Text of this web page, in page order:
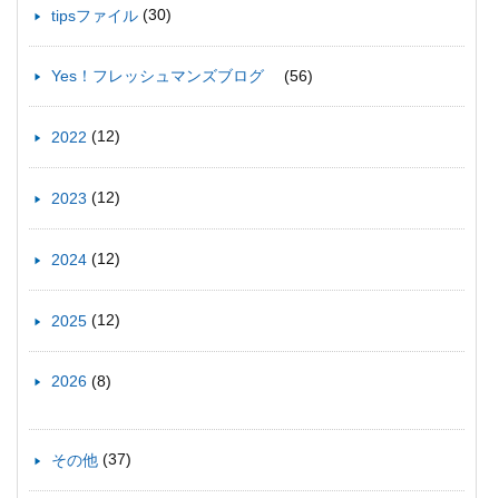
tipsファイル (30)
Yes！フレッシュマンズブログ (56)
2022 (12)
2023 (12)
2024 (12)
2025 (12)
2026 (8)
その他 (37)